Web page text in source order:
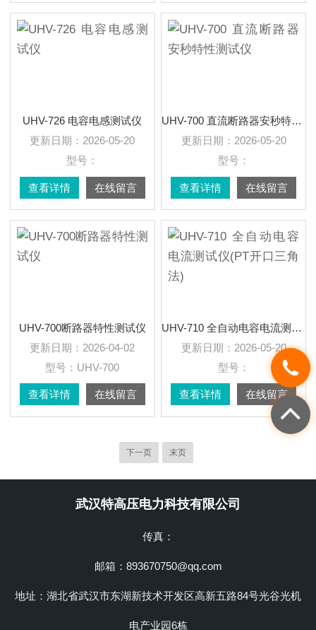
UHV-726 电容电感测试仪
更新日期： 2026-05-20
型号：
查看详情 在线留言
UHV-700 直流断路器安秒特性测试仪
更新日期： 2026-05-20
型号：
查看详情 在线留言
UHV-700断路器特性测试仪
更新日期： 2026-04-02
型号： UHV-700
查看详情 在线留言
UHV-710 全自动电容电流测试仪(PT开口三角法)
更新日期： 2026-05-20
型号：
查看详情 在线留言
下一页 末页
武汉特高压电力科技有限公司
传真：
邮箱：893670750@qq.com
地址：湖北省武汉市东湖新技术开发区高新五路84号光谷光机
电产业园6栋